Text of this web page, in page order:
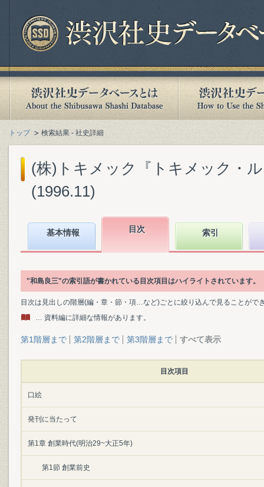
トップ 検索結果 - 社史詳細
(株)トキメック『トキメック・
(1996.11)
基本情報 目次 索引
"和島良三"の索引語が書かれている目次項目はハイライトされています。
目次は見出しの階層(編・章・節・項…など)ごとに絞り込んで見ることがで
… 資料編に詳細な情報があります。
第1階層まで 第2階層まで 第3階層まで すべて表示
目次項目
口絵
発刊に当たって
第1章 創業時代(明治29~大正5年)
第1節 創業前史